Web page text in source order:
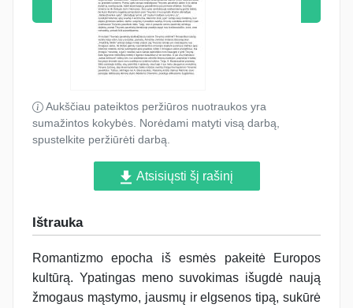
Aukščiau pateiktos peržiūros nuotraukos yra
sumažintos kokybės. Norėdami matyti visą darbą,
spustelkite peržiūrėti darbą.
Atsisiųsti šį rašinį
Ištrauka
Romantizmo epocha iš esmės pakeitė Europos
kultūrą. Ypatingas meno suvokimas išugdė naują
žmogaus mąstymo, jausmų ir elgsenos tipą, sukūrė